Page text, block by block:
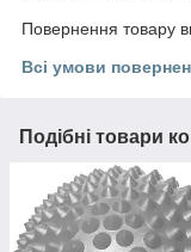
Повернення товару
Всі умови
Подібні товари